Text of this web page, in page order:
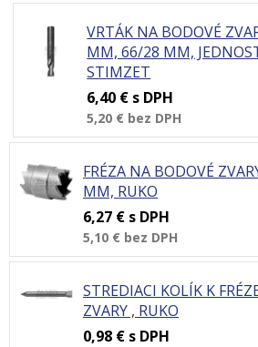
VRTÁK NA BODOVÉ
MM, 66/28 MM,
STIMZET
6,40 € s DPH
5,20 € bez DPH
FRÉZA NA BODOVÉ
MM, RUKO
6,27 € s DPH
5,10 € bez DPH
STREDIACI KOLÍK K
ZVARY , RUKO
0,98 € s DPH